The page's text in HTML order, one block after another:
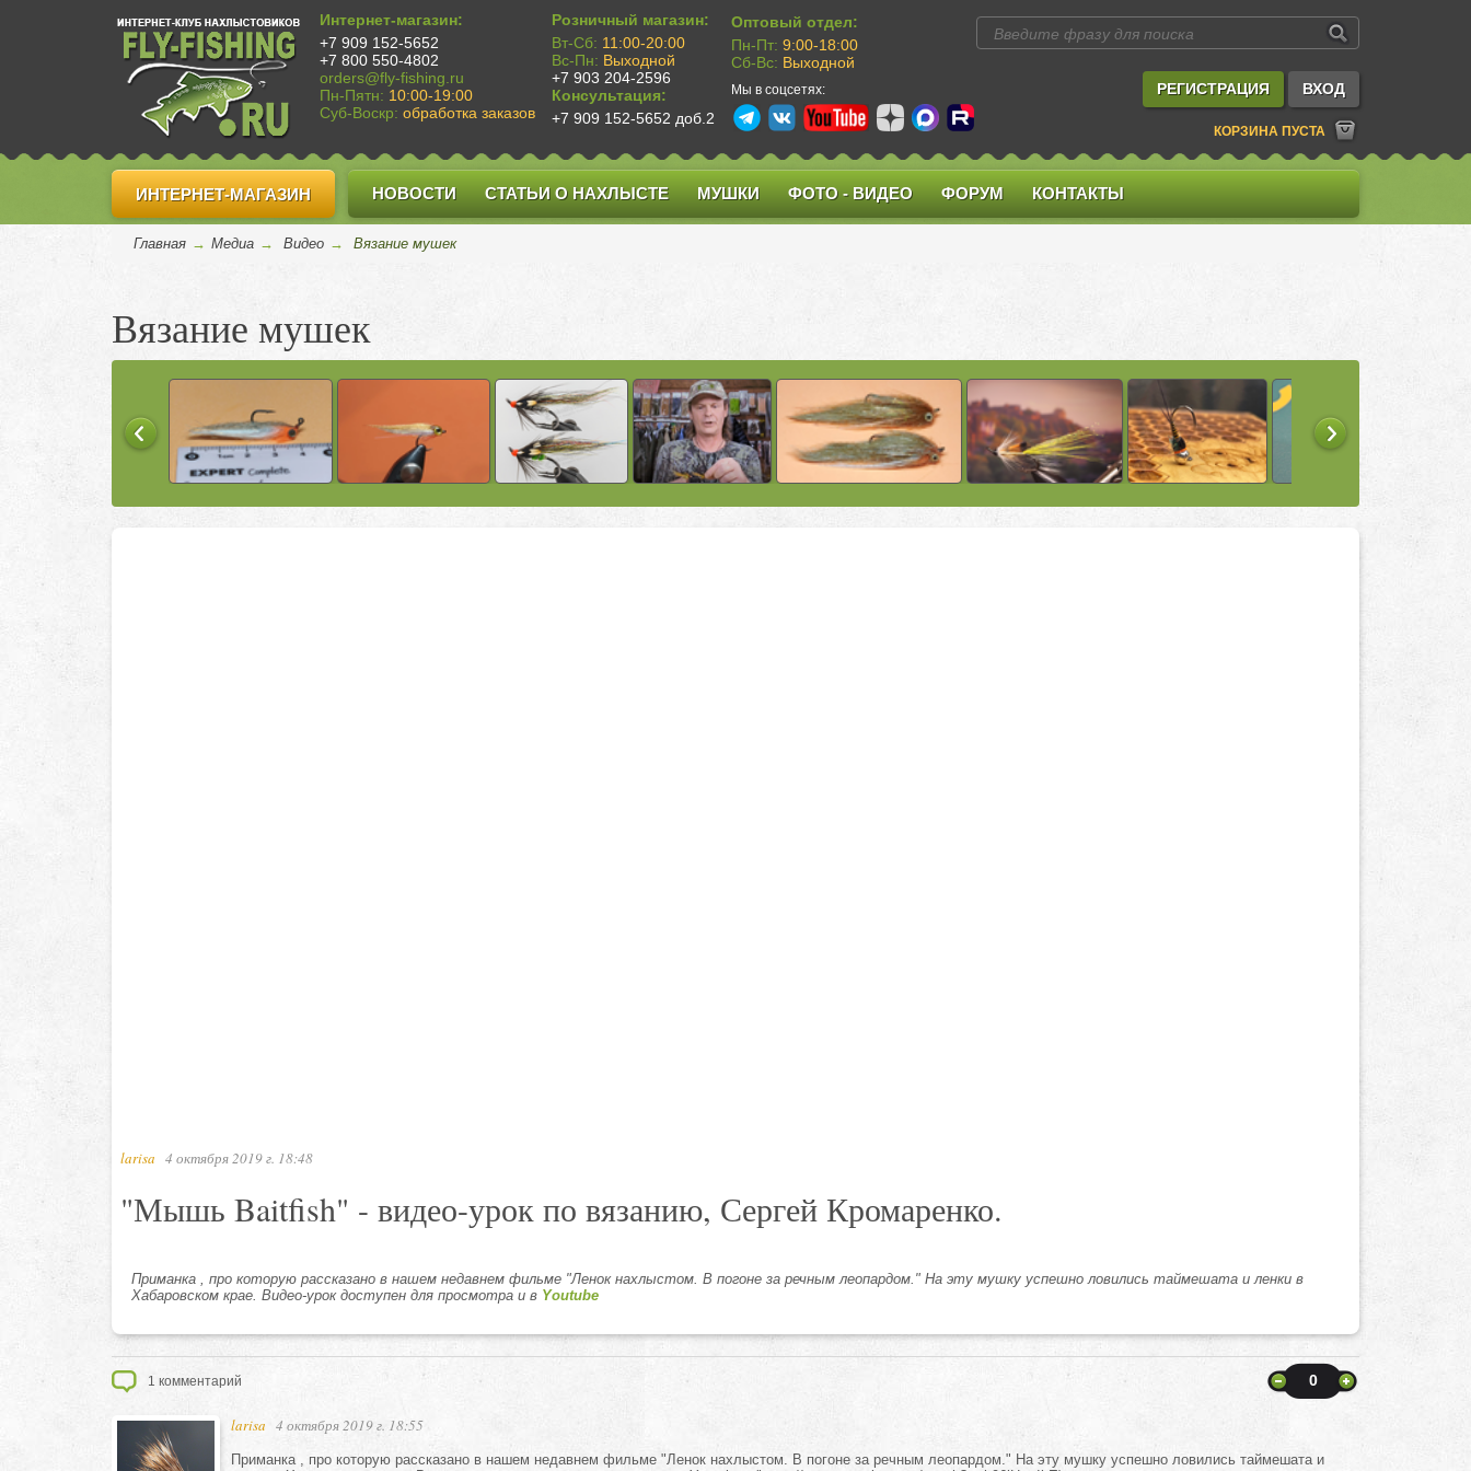
Интернет-магазин:
+7 909 152-5652
+7 800 550-4802
orders@fly-fishing.ru
Пн-Пятн: 10:00-19:00
Суб-Воскр: обработка заказов
Розничный магазин:
Вт-Сб: 11:00-20:00
Вс-Пн: Выходной
+7 903 204-2596
Консультация:
+7 909 152-5652 доб.2
Оптовый отдел:
Пн-Пт: 9:00-18:00
Сб-Вс: Выходной
Мы в соцсетях: РЕГИСТРАЦИЯ ВХОД
КОРЗИНА ПУСТА
ИНТЕРНЕТ-МАГАЗИН НОВОСТИ СТАТЬИ О НАХЛЫСТЕ МУШКИ ФОТО - ВИДЕО ФОРУМ КОНТАКТЫ
Главная → Медиа → Видео → Вязание мушек
Вязание мушек
larisa 4 октября 2019 г. 18:48
"Мышь Baitfish" - видео-урок по вязанию, Сергей Кромаренко.
Приманка , про которую рассказано в нашем недавнем фильме "Ленок нахлыстом. В погоне за речным леопардом." На эту мушку успешно ловились таймешата и ленки в
Хабаровском крае. Видео-урок доступен для просмотра и в Youtube
1 комментарий 0
larisa 4 октября 2019 г. 18:55
Приманка , про которую рассказано в нашем недавнем фильме "Ленок нахлыстом. В погоне за речным леопардом." На эту мушку успешно ловились таймешата и